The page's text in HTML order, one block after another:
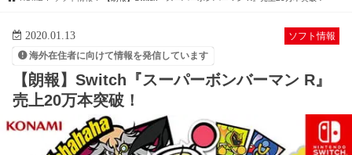
ソフト情報
2020.01.13
海外在住者に向けて情報を発信しています
【朗報】Switch『スーパーボンバーマン R』
売上20万本突破！